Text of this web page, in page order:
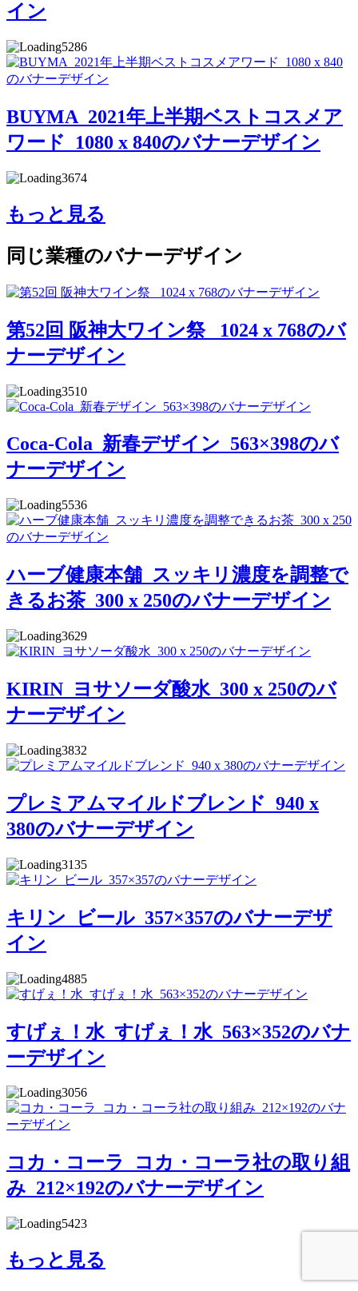
イン
5286
BUYMA_2021年上半期ベストコスメア
ワード_1080 x 840のバナーデザイン
3674
もっと見る
同じ業種のバナーデザイン
第52回 阪神大ワイン祭 _1024 x 768のバ
ナーデザイン
3510
Coca-Cola_新春デザイン_563×398のバ
ナーデザイン
5536
ハーブ健康本舗_スッキリ濃度を調整で
きるお茶_300 x 250のバナーデザイン
3629
KIRIN_ヨサソーダ酸水_300 x 250のバ
ナーデザイン
3832
プレミアムマイルドブレンド_940 x
380のバナーデザイン
3135
キリン_ビール_357×357のバナーデザ
イン
4885
すげぇ！水_すげぇ！水_563×352のバナ
ーデザイン
3056
コカ・コーラ_コカ・コーラ社の取り組
み_212×192のバナーデザイン
5423
もっと見る